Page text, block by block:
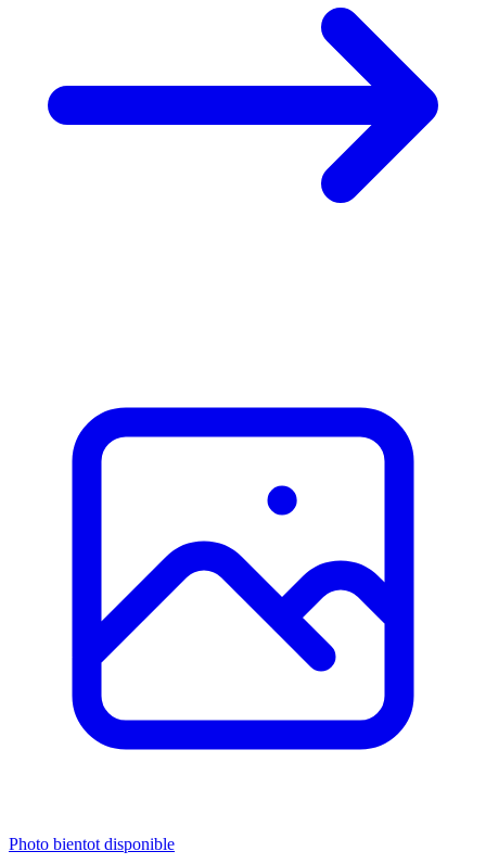
Photo bientot disponible